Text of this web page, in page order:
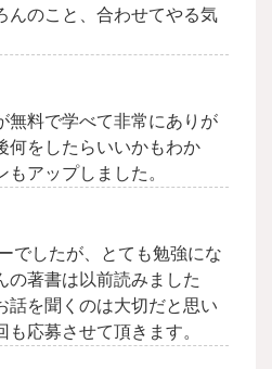
んのこと、合わせてやる気
無料で学べて非常にありが
何をしたらいいかもわか
もアップしました。
でしたが、とても勉強にな
の著書は以前読みました
話を聞くのは大切だと思い
も応募させて頂きます。